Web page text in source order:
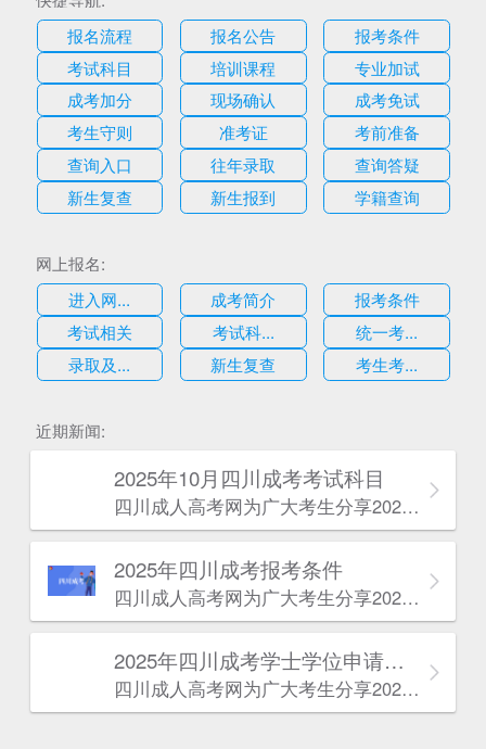
报名流程
报名公告
报考条件
考试科目
培训课程
专业加试
成考加分
现场确认
成考免试
考生守则
准考证
考前准备
查询入口
往年录取
查询答疑
新生复查
新生报到 学籍查询
网上报名:
进入网...
成考简介
报考条件
考试相关
考试科...
统一考...
录取及...
新生复查 考生考...
近期新闻:
2025年10月四川成考考试科目
四川成人高考网​为广大考生分享2025年10月四川成考考试科目。为广大在职人员和社会人士提供学历提升的机会。更多四川成考考试信息，欢迎在线访问四川成人高考网。
2025年‌‌‌‌四川成考报考条件
四川成人高考网​为广大考生分享2025年‌‌‌‌四川成考报考条件。为广大在职人员和社会人士提供学历提升的机会。更多四川成考考试信息，欢迎在线访问四川成人高考网。
2025年‌‌‌‌四川成考学士学位申请条件
四川成人高考网​为广大考生分享2025年‌‌‌‌四川成考学士学位申请条件。为广大在职人员和社会人士提供学历提升的机会。更多四川成考考试信息，欢迎在线访问四川成人高考网。